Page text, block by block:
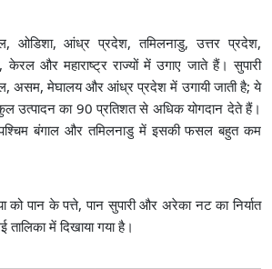
ओडिशा, आंध्र प्रदेश, तमिलनाडु, उत्तर प्रदेश,
केरल और महाराष्ट्र राज्यों में उगाए जाते हैं। सुपारी
असम, मेघालय और आंध्र प्रदेश में उगायी जाती है; ये
उत्पादन का 90 प्रतिशत से अधिक योगदान देते हैं।
पश्चिम बंगाल और तमिलनाडु में इसकी फसल बहुत कम
पान के पत्ते, पान सुपारी और अरेका नट का निर्यात
तालिका में दिखाया गया है।